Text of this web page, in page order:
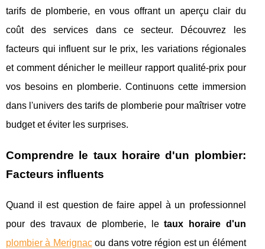
tarifs de plomberie, en vous offrant un aperçu clair du
coût des services dans ce secteur. Découvrez les
facteurs qui influent sur le prix, les variations régionales
et comment dénicher le meilleur rapport qualité-prix pour
vos besoins en plomberie. Continuons cette immersion
dans l'univers des tarifs de plomberie pour maîtriser votre
budget et éviter les surprises.
Comprendre le taux horaire d'un plombier:
Facteurs influents
Quand il est question de faire appel à un professionnel
pour des travaux de plomberie, letaux horaire d'un
plombier à Merignacou dans votre région est un élément